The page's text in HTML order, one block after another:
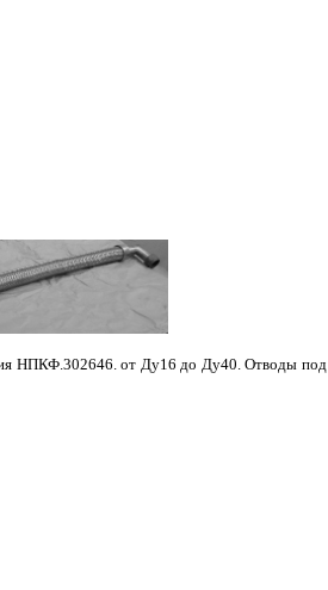
НПКФ.302646. от Ду16 до Ду40. Отводы под